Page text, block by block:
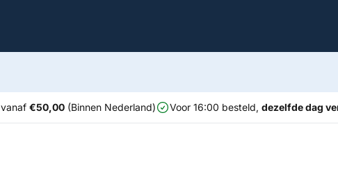
vanaf €50,00(Binnen Nederland) Voor 16:00 besteld, dezelfde dag